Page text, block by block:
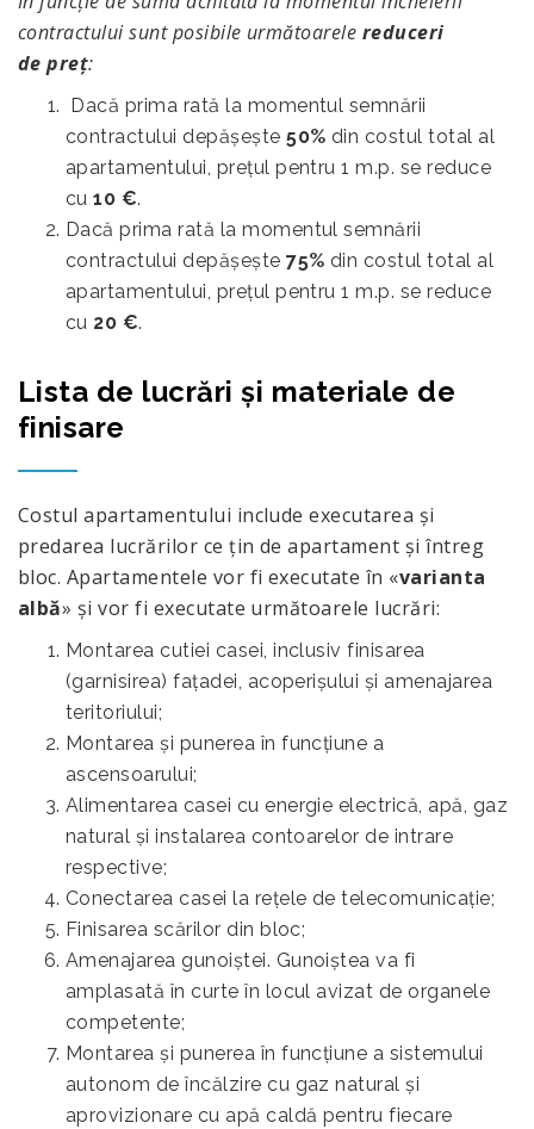
contractului sunt posibile următoarele reduceri
depreț:
Dacă prima rată la momentul semnării
contractului depășește50% din costul total al
apartamentului, prețul pentru 1 m.p. se reduce
cu10 €.
Dacă prima rată la momentul semnării
contractului depășește75% din costul total al
apartamentului, prețul pentru 1 m.p. se reduce
cu 20 €.
Lista de lucrări și materiale de
finisare
Costul apartamentului include executarea şi
predarea lucrărilor ce ţin de apartament şi întreg
bloc. Apartamentele vor fi executate în «varianta
albă» şi vor fi executate următoarele lucrări:
Montarea cutiei casei, inclusiv finisarea
(garnisirea) faţadei, acoperişului şi amenajarea
teritoriului;
Montarea şi punerea în funcţiune a
ascensoarului;
Alimentarea casei cu energie electrică, apă, gaz
natural şi instalarea contoarelor de intrare
respective;
Conectarea casei la rețele de telecomunicaţie;
Finisarea scărilor din bloc;
Amenajarea gunoiştei. Gunoiştea va fi
amplasată în curte în locul avizat de organele
competente;
Montarea și punerea în funcțiune a sistemului
autonom de încălzire cu gaz natural şi
aprovizionare cu apă caldă pentru fiecare